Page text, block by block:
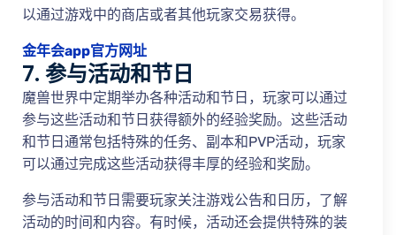
以通过游戏中的商店或者其他玩家交易获得。
金年会app官方网址
7. 参与活动和节日
魔兽世界中定期举办各种活动和节日，玩家可以通过
参与这些活动和节日获得额外的经验奖励。这些活动
和节日通常包括特殊的任务、副本和PVP活动，玩家
可以通过完成这些活动获得丰厚的经验和奖励。
参与活动和节日需要玩家关注游戏公告和日历，了解
活动的时间和内容。有时候，活动还会提供特殊的装